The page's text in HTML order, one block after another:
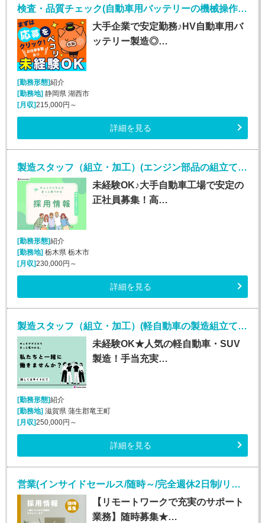
検査・品質チェック(自動車用バッテリーの機械操作・検査など/未経験OK)
大手企業で安定勤務♪HV自動車用バ
ッテリー製造◎…
[勤務形態]紹介
[勤務地] 静岡県 湖西市
[月収]215,000円～
詳細を見る
製造スタッフ（組立・加工）(エンジン部品の組立て・ピッキング/土日休みで月収29万円可)
未経験OK♪大手自動車工場で安定の
正社員募集！高…
[勤務形態]紹介
[勤務地] 栃木県 栃木市
[月収]230,000円～
詳細を見る
製造スタッフ（組立・加工）(軽自動車の製造組立て・検査/20～30代男性活躍中)
未経験OK★人気の軽自動車・SUV
製造！手当充実…
[勤務形態]紹介
[勤務地]滋賀県 蒲生郡竜王町
[月収]250,000円～
詳細を見る
営業(インサイドセールス/随時～/完全週休2日制/リモート)
【リモートワークで充実のサポート
業務】随時募集★…